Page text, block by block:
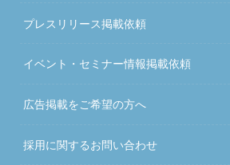
プレスリリース掲載依頼
イベント・セミナー情報掲載依頼
広告掲載をご希望の方へ
採用に関するお問い合わせ